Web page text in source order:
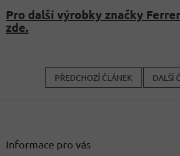
Pro další výrobky značky
zde.
PŘEDCHOZÍ ČLÁNEK DALŠÍ
Informace pro vás